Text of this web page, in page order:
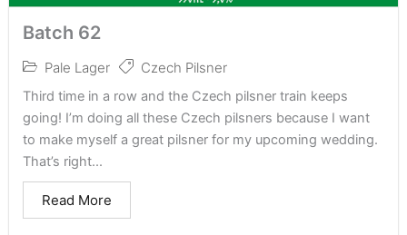
Batch 62
Pale Lager Czech Pilsner
Third time in a row and the Czech pilsner train keeps
going! I’m doing all these Czech pilsners because I want
to make myself a great pilsner for my upcoming wedding.
That’s right...
Read More